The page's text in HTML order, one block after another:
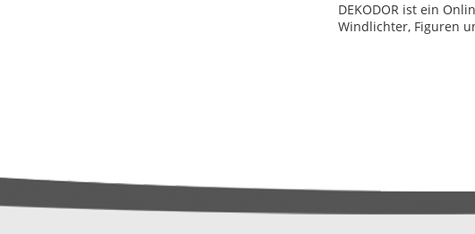
DEKODOR ist ein
Windlichter, Figuren